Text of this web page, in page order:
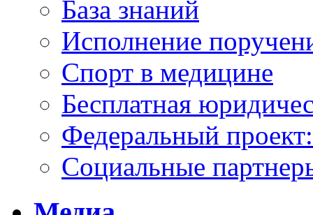
База знаний
Исполнение
Спорт в медицине
Бесплатная
Федеральный
Социальные